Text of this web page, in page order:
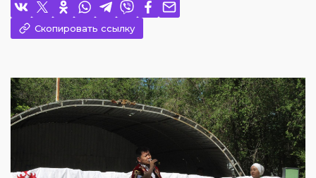
Скопировать ссылку